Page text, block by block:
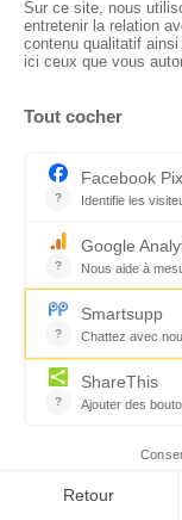
nath dit :
J’ai eu 13 points ; ce
Répondre
Anne
dit :
Wouaw!23/60! A un
L optimisme est le
Répondre
Je n’ai obtenu que 13